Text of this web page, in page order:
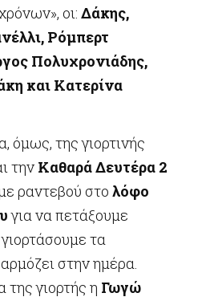
οι: Δάκης,
Ρόμπερτ
Πολυχρονιάδης,
και Κατερίνα
της γιορτινής
την Καθαρά Δευτέρα 2
ραντεβού στο λόφο
για να πετάξουμε
τα
στην ημέρα.
γιορτής η Γωγώ